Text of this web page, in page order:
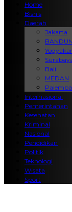
Home
Bisnis
Daerah
Jakarta
Bali
MEDAN
Internasional
Pemerintahan
Kesehatan
Kriminal
Nasional
Pendidikan
Politik
Teknologi
Wisata
Sport